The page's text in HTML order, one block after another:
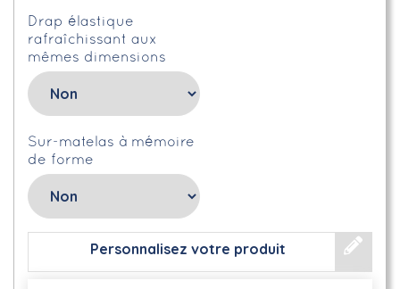
Drap élastique
rafraîchissant aux
mêmes dimensions
Sur-matelas à mémoire
de forme
Personnalisez votre produit